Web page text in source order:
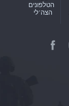
הטלפונים
הצה"לי